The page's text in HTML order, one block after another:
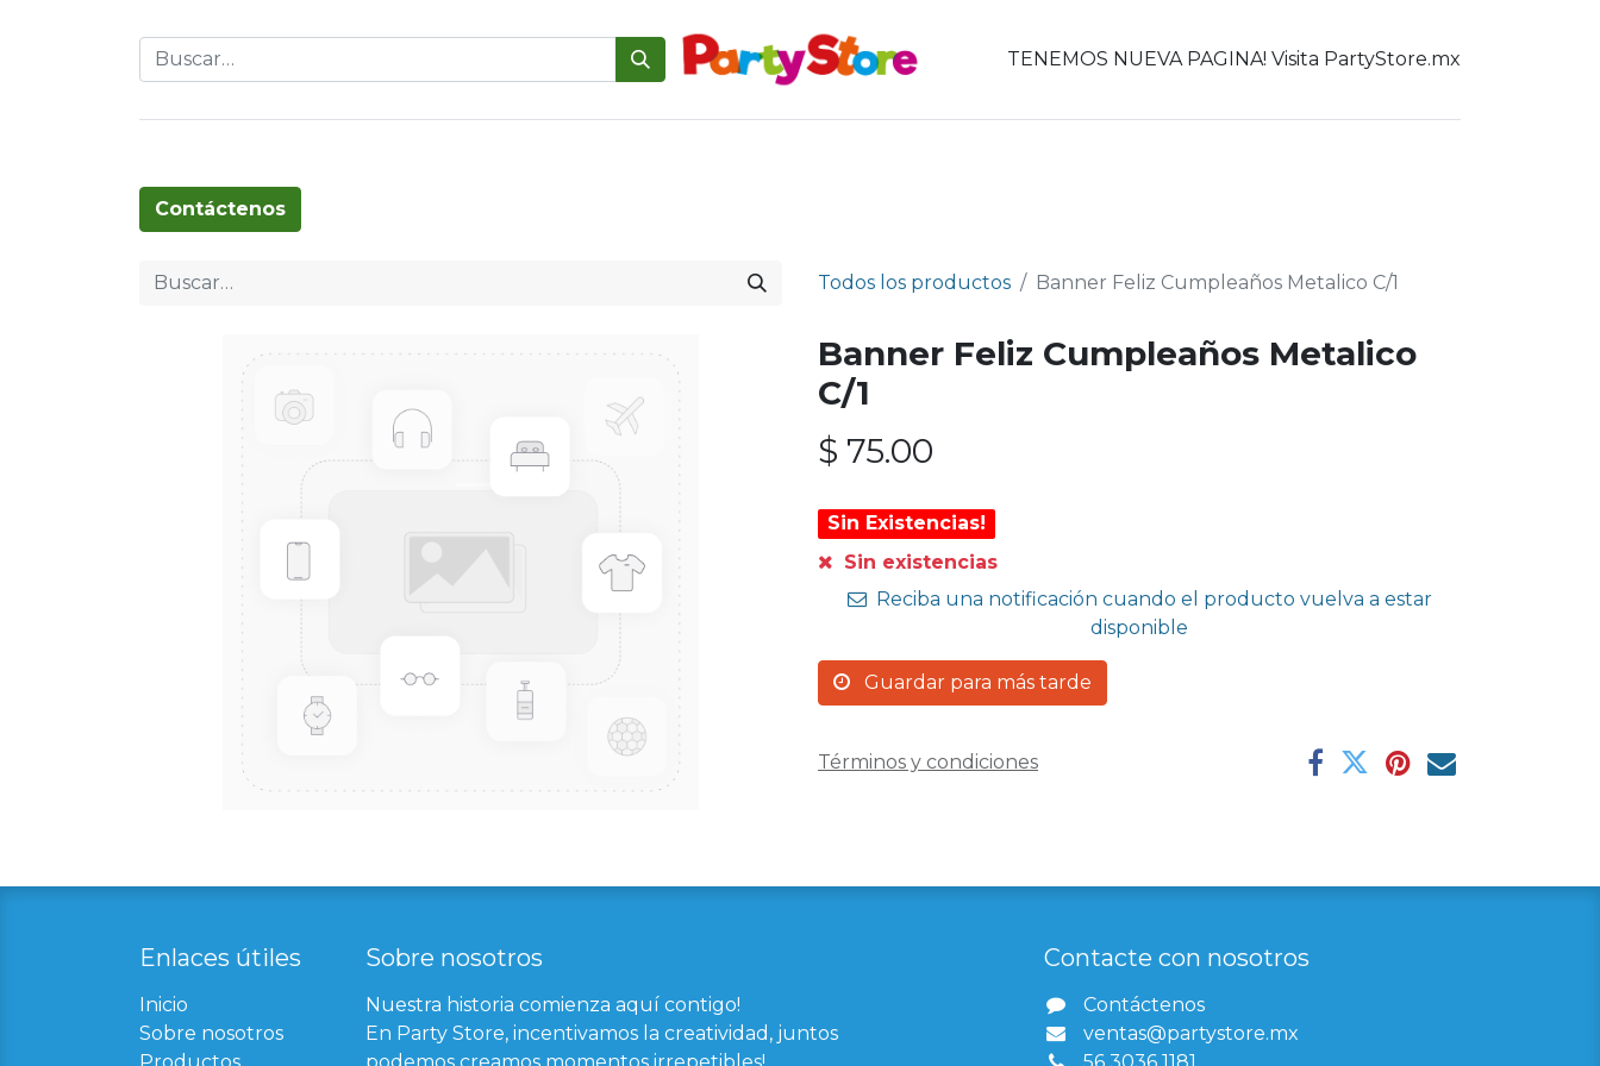
TENEMOS NUEVA PAGINA! Visita PartyStore.mx
Contáctenos
Todos los productos Banner Feliz Cumpleaños Metalico C/1
Banner Feliz Cumpleaños Metalico
C/1
$ 75.00
Sin Existencias!
Sin existencias
Reciba una notificación cuando el producto vuelva a estar
disponible
Guardar para más tarde
Términos y condiciones
Enlaces útil​es
Inicio
Sobre nosotros
Sobre nosotros
Nuestra historia comienza aquí contigo!
En Party Store, incentivamos la creatividad, juntos
Contacte con nosotros
Contáctenos
ventas@partystore.mx